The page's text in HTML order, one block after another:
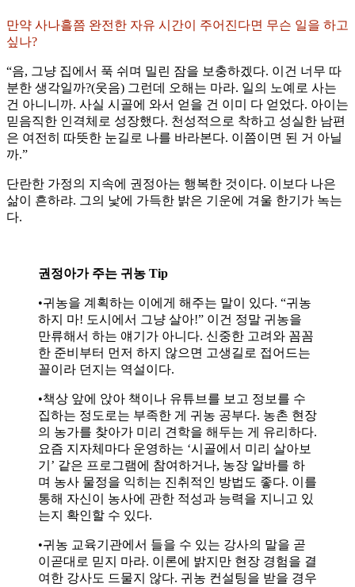
만약 사나흘쯤 완전한 자유 시간이 주어진다면 무슨 일을 하고
싶나?
“음, 그냥 집에서 푹 쉬며 밀린 잠을 보충하겠다. 이건 너무 따
분한 생각일까?(웃음) 그런데 오해는 마라. 일의 노예로 사는
건 아니니까. 사실 시골에 와서 얻을 건 이미 다 얻었다. 아이는
믿음직한 인격체로 성장했다. 천성적으로 착하고 성실한 남편
은 여전히 따뜻한 눈길로 나를 바라본다. 이쯤이면 된 거 아닐
까.”
단란한 가정의 지속에 권정아는 행복한 것이다. 이보다 나은
삶이 흔하랴. 그의 낯에 가득한 밝은 기운에 겨울 한기가 녹는
다.
권정아가 주는 귀농 Tip
•귀농을 계획하는 이에게 해주는 말이 있다. “귀농
하지 마! 도시에서 그냥 살아!” 이건 정말 귀농을
만류해서 하는 얘기가 아니다. 신중한 고려와 꼼꼼
한 준비부터 먼저 하지 않으면 고생길로 접어드는
꼴이라 던지는 역설이다.
•책상 앞에 앉아 책이나 유튜브를 보고 정보를 수
집하는 정도로는 부족한 게 귀농 공부다. 농촌 현장
의 농가를 찾아가 미리 견학을 해두는 게 유리하다.
요즘 지자체마다 운영하는 ‘시골에서 미리 살아보
기’ 같은 프로그램에 참여하거나, 농장 알바를 하
며 농사 물정을 익히는 진취적인 방법도 좋다. 이를
통해 자신이 농사에 관한 적성과 능력을 지니고 있
는지 확인할 수 있다.
•귀농 교육기관에서 들을 수 있는 강사의 말을 곧
이곧대로 믿지 마라. 이론에 밝지만 현장 경험을 결
여한 강사도 드물지 않다. 귀농 컨설팅을 받을 경우